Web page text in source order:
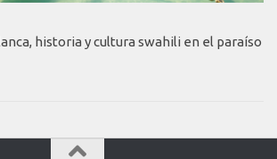
historia y cultura swahili en el paraíso